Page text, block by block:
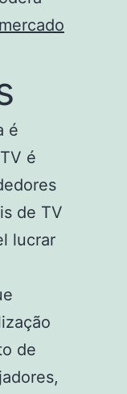
mercado
é
é
de TV
lucrar
de